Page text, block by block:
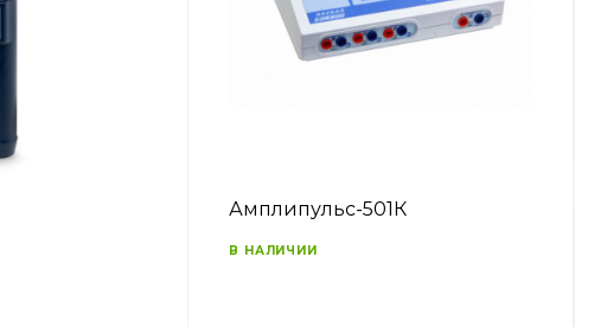
Амплипульс-501К
В НАЛИЧИИ